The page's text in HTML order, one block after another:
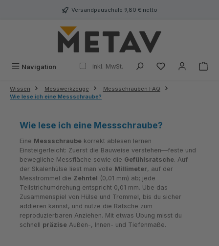
Versandpauschale 9,80 € netto
Navigation inkl. MwSt.
Wissen Messwerkzeuge
Messschrauben FAQ
Wie lese ich eine Messschraube?
Wie lese ich eine Messschraube?
Eine Messschraube korrekt ablesen lernen
Einsteigerleicht: Zuerst die Bauweise verstehen—feste und
bewegliche Messfläche sowie die Gefühlsratsche. Auf
der Skalenhülse liest man volle Millimeter, auf der
Messtrommel die Zehntel (0,01 mm) ab; jede
Teilstrichumdrehung entspricht 0,01 mm. Übe das
Zusammenspiel von Hülse und Trommel, bis du sicher
addieren kannst, und nutze die Ratsche zum
reproduzierbaren Anziehen. Mit etwas Übung misst du
schnell präzise Außen-, Innen- und Tiefenmaße.